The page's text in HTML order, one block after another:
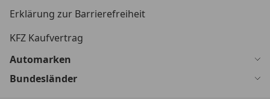
Erklärung zur Barrierefreiheit
KFZ Kaufvertrag
Automarken
Bundesländer